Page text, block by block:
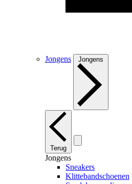
Jongens Jongens
Terug
Jongens
Sneakers
Klittebandschoenen